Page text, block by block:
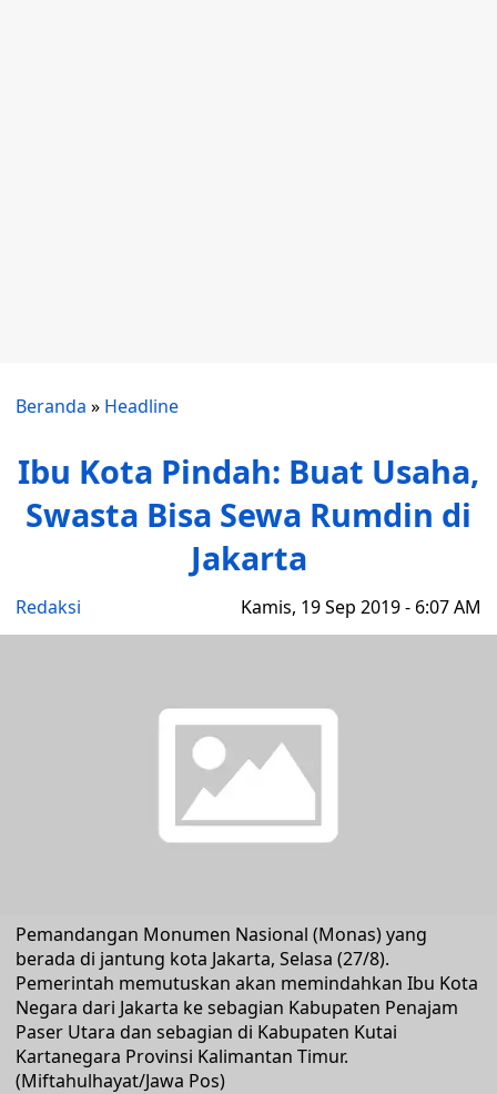
Beranda » Headline
Ibu Kota Pindah: Buat Usaha,
Swasta Bisa Sewa Rumdin di
Jakarta
Redaksi Kamis, 19 Sep 2019 - 6:07 AM
Pemandangan Monumen Nasional (Monas) yang
berada di jantung kota Jakarta, Selasa (27/8).
Pemerintah memutuskan akan memindahkan Ibu Kota
Negara dari Jakarta ke sebagian Kabupaten Penajam
Paser Utara dan sebagian di Kabupaten Kutai
Kartanegara Provinsi Kalimantan Timur.
(Miftahulhayat/Jawa Pos)